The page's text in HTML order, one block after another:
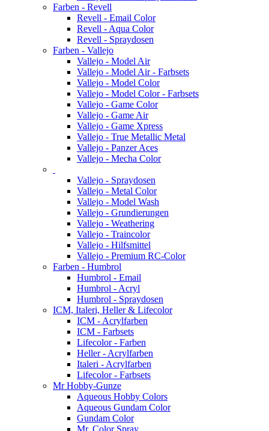
Farben - Revell
Revell - Email Color
Revell - Aqua Color
Revell - Spraydosen
Farben - Vallejo
Vallejo - Model Air
Vallejo - Model Air - Farbsets
Vallejo - Model Color
Vallejo - Model Color - Farbsets
Vallejo - Game Color
Vallejo - Game Air
Vallejo - Game Xpress
Vallejo - True Metallic Metal
Vallejo - Panzer Aces
Vallejo - Mecha Color
Vallejo - Spraydosen
Vallejo - Metal Color
Vallejo - Model Wash
Vallejo - Grundierungen
Vallejo - Weathering
Vallejo - Traincolor
Vallejo - Hilfsmittel
Vallejo - Premium RC-Color
Farben - Humbrol
Humbrol - Email
Humbrol - Acryl
Humbrol - Spraydosen
ICM, Italeri, Heller & Lifecolor
ICM - Acrylfarben
ICM - Farbsets
Lifecolor - Farben
Heller - Acrylfarben
Italeri - Acrylfarben
Lifecolor - Farbsets
Mr Hobby-Gunze
Aqueous Hobby Colors
Aqueous Gundam Color
Gundam Color
Mr. Color Spray